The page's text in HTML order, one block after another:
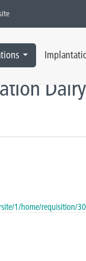
Dairy, Ice Cream &
1/home/requisition/